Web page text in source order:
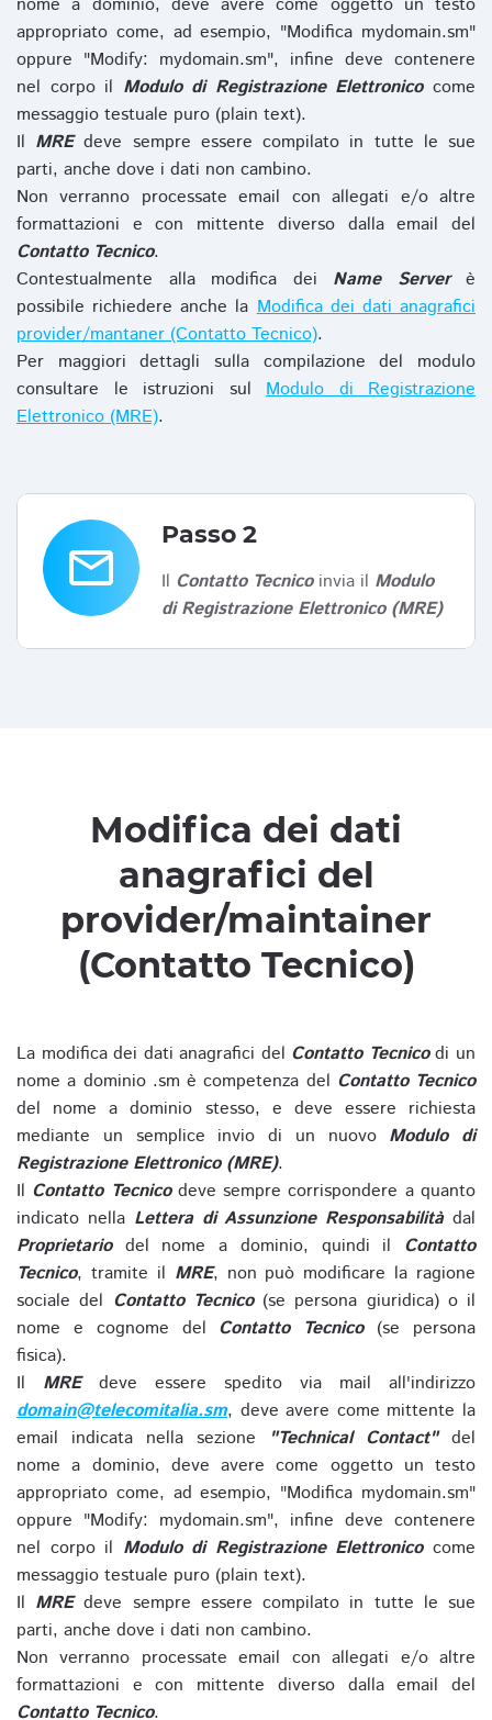
appropriato come, ad esempio, "Modifica mydomain.sm"
oppure "Modify: mydomain.sm", infine deve contenere
nel corpo il Modulo di Registrazione Elettronicocome
messaggio testuale puro (plain text).
Il MREdeve sempre essere compilato in tutte le sue
parti, anche dove i dati non cambino.
Non verranno processate email con allegati e/o altre
formattazioni e con mittente diverso dalla email del
Contatto Tecnico.
Contestualmente alla modifica dei Name Serverè
possibile richiedere anche laModifica dei dati anagrafici
provider/mantaner (Contatto Tecnico).
Per maggiori dettagli sulla compilazione del modulo
consultare le istruzioni sul Modulo di Registrazione
Elettronico (MRE).
email
Passo 2
Il Contatto Tecnicoinvia il Modulo
di Registrazione Elettronico (MRE)
Modifica dei dati
anagrafici del
provider/maintainer
(Contatto Tecnico)
La modifica dei dati anagrafici del Contatto Tecnicodi un
nome a dominio .sm è competenza del Contatto Tecnico
del nome a dominio stesso, e deve essere richiesta
mediante un semplice invio di un nuovo Modulo di
Registrazione Elettronico (MRE).
Il Contatto Tecnicodeve sempre corrispondere a quanto
indicato nella Lettera di Assunzione Responsabilitàdal
Proprietariodel nome a dominio, quindi il Contatto
Tecnico, tramite il MRE, non può modificare la ragione
sociale del Contatto Tecnico(se persona giuridica) o il
nome e cognome del Contatto Tecnico(se persona
fisica).
Il MREdeve essere spedito via mail all'indirizzo
domain@telecomitalia.sm, deve avere come mittente la
email indicata nella sezione
"Technical Contact"del
nome a dominio, deve avere come oggetto un testo
appropriato come, ad esempio, "Modifica mydomain.sm"
oppure "Modify: mydomain.sm", infine deve contenere
nel corpo il Modulo di Registrazione Elettronicocome
messaggio testuale puro (plain text).
Il MREdeve sempre essere compilato in tutte le sue
parti, anche dove i dati non cambino.
Non verranno processate email con allegati e/o altre
formattazioni e con mittente diverso dalla email del
Contatto Tecnico.